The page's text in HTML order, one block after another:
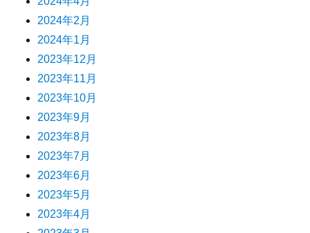
2024年2月
2024年1月
2023年12月
2023年11月
2023年10月
2023年9月
2023年8月
2023年7月
2023年6月
2023年5月
2023年4月